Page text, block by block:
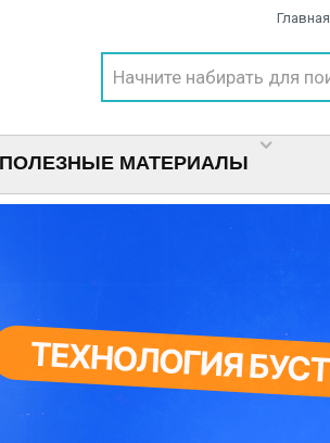
Главная
ПОЛЕЗНЫЕ МАТЕРИАЛЫ